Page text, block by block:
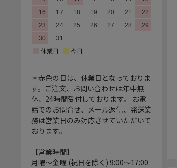
＊赤色の日は、休業日となっておりま
す。ご注文、お問い合わせは年中無
休、24時間受付しております。 お電
話でのお問合せ、メール返信、発送業
務は営業日のみ対応させていただいて
おります。
【営業時間】
月曜～金曜 (祝日を除く) 9:00～17:00